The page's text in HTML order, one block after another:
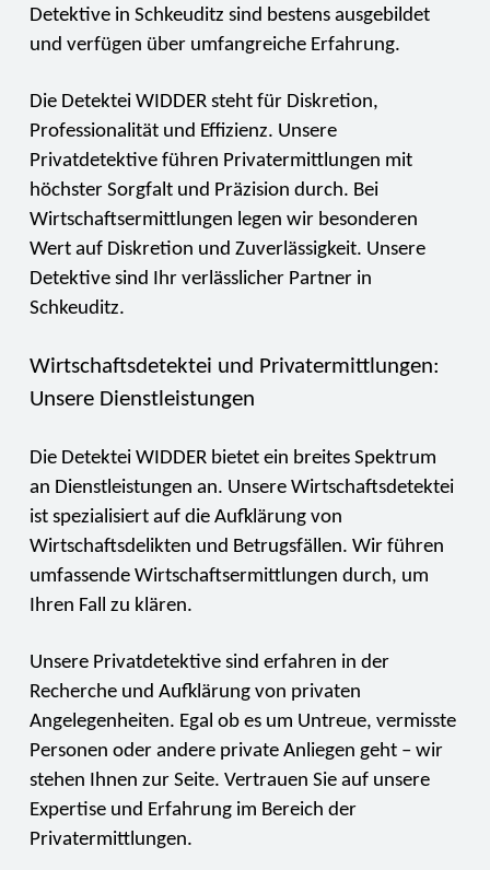
Detektive in Schkeuditz sind bestens ausgebildet
und verfügen über umfangreiche Erfahrung.
Die Detektei WIDDER steht für Diskretion,
Professionalität und Effizienz. Unsere
Privatdetektive führen Privatermittlungen mit
höchster Sorgfalt und Präzision durch. Bei
Wirtschaftsermittlungen legen wir besonderen
Wert auf Diskretion und Zuverlässigkeit. Unsere
Detektive sind Ihr verlässlicher Partner in
Schkeuditz.
Wirtschaftsdetektei und Privatermittlungen:
Unsere Dienstleistungen
Die Detektei WIDDER bietet ein breites Spektrum
an Dienstleistungen an. Unsere Wirtschaftsdetektei
ist spezialisiert auf die Aufklärung von
Wirtschaftsdelikten und Betrugsfällen. Wir führen
umfassende Wirtschaftsermittlungen durch, um
Ihren Fall zu klären.
Unsere Privatdetektive sind erfahren in der
Recherche und Aufklärung von privaten
Angelegenheiten. Egal ob es um Untreue, vermisste
Personen oder andere private Anliegen geht – wir
stehen Ihnen zur Seite. Vertrauen Sie auf unsere
Expertise und Erfahrung im Bereich der
Privatermittlungen.